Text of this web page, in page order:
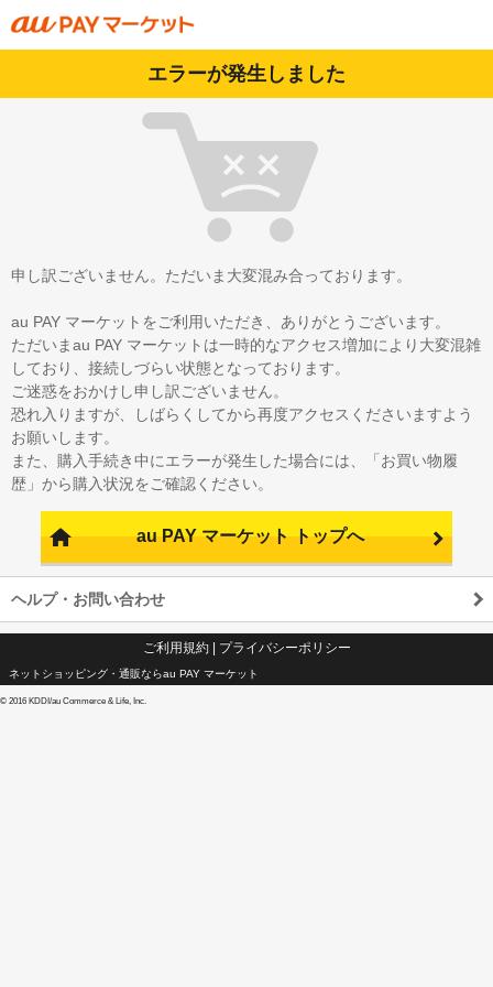
エラーが発生しました
申し訳ございません。ただいま大変混み合っております。
au PAY マーケットをご利用いただき、ありがとうございます。
ただいまau PAY マーケットは一時的なアクセス増加により大変混雑
しており、接続しづらい状態となっております。
ご迷惑をおかけし申し訳ございません。
恐れ入りますが、しばらくしてから再度アクセスくださいますよう
お願いします。
また、購入手続き中にエラーが発生した場合には、「お買い物履
歴」から購入状況をご確認ください。
au PAY マーケット トップへ
ヘルプ・お問い合わせ
ご利用規約| プライバシーポリシー
ネットショッピング・通販ならau PAY マーケット
© 2016 KDDI/au Commerce & Life, Inc.